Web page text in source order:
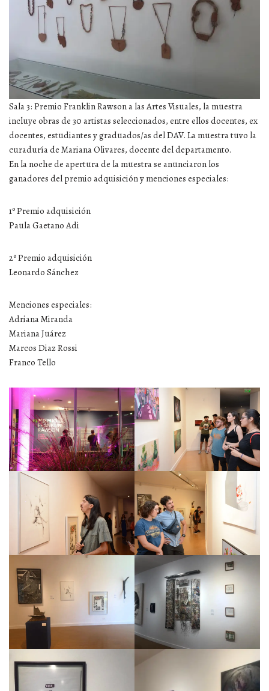
Sala 3: Premio Franklin Rawson a las Artes Visuales, la muestra
incluye obras de 30 artistas seleccionados, entre ellos docentes, ex
docentes, estudiantes y graduados/as del DAV. La muestra tuvo la
curaduría de Mariana Olivares, docente del departamento.
En la noche de apertura de la muestra se anunciaron los
ganadores del premio adquisición y menciones especiales:
1º Premio adquisición
Paula Gaetano Adi
2º Premio adquisición
Leonardo Sánchez
Menciones especiales:
Adriana Miranda
Mariana Juárez
Marcos Diaz Rossi
Franco Tello